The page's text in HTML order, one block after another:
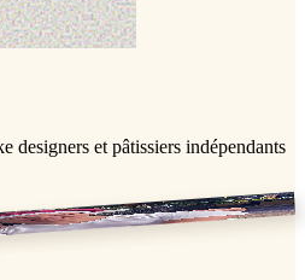
designers et pâtissiers indépendants